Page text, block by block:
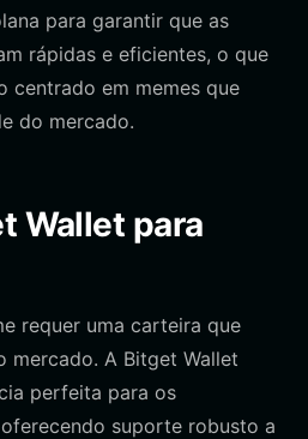
para garantir que as
rápidas e eficientes, o que
centrado em memes que
do mercado.
Wallet para
requer uma carteira que
mercado. A Bitget Wallet
perfeita para os
suporte robusto a